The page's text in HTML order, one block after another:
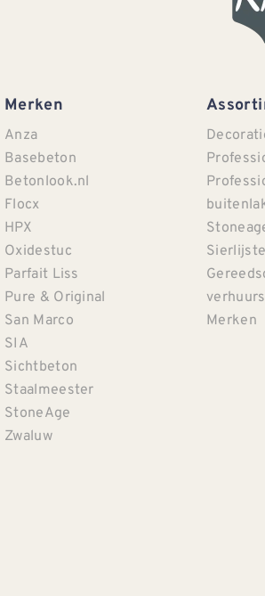
Merken
Anza
Basebeton
Betonlook.nl
Flocx
HPX
Oxidestuc
Parfait Liss
Pure & Original
San Marco
SIA
Sichtbeton
Staalmeester
StoneAge
Zwaluw
Merken